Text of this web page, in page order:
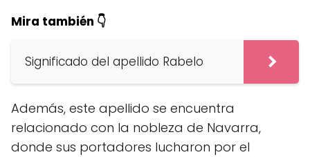
Mira también 👇
Significado del apellido Rabelo
Además, este apellido se encuentra
relacionado con la nobleza de Navarra,
donde sus portadores lucharon por el